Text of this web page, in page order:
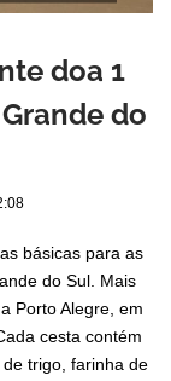
doa 1
do
básicas para as
do Sul. Mais
Porto Alegre, em
cesta contém
trigo, farinha de